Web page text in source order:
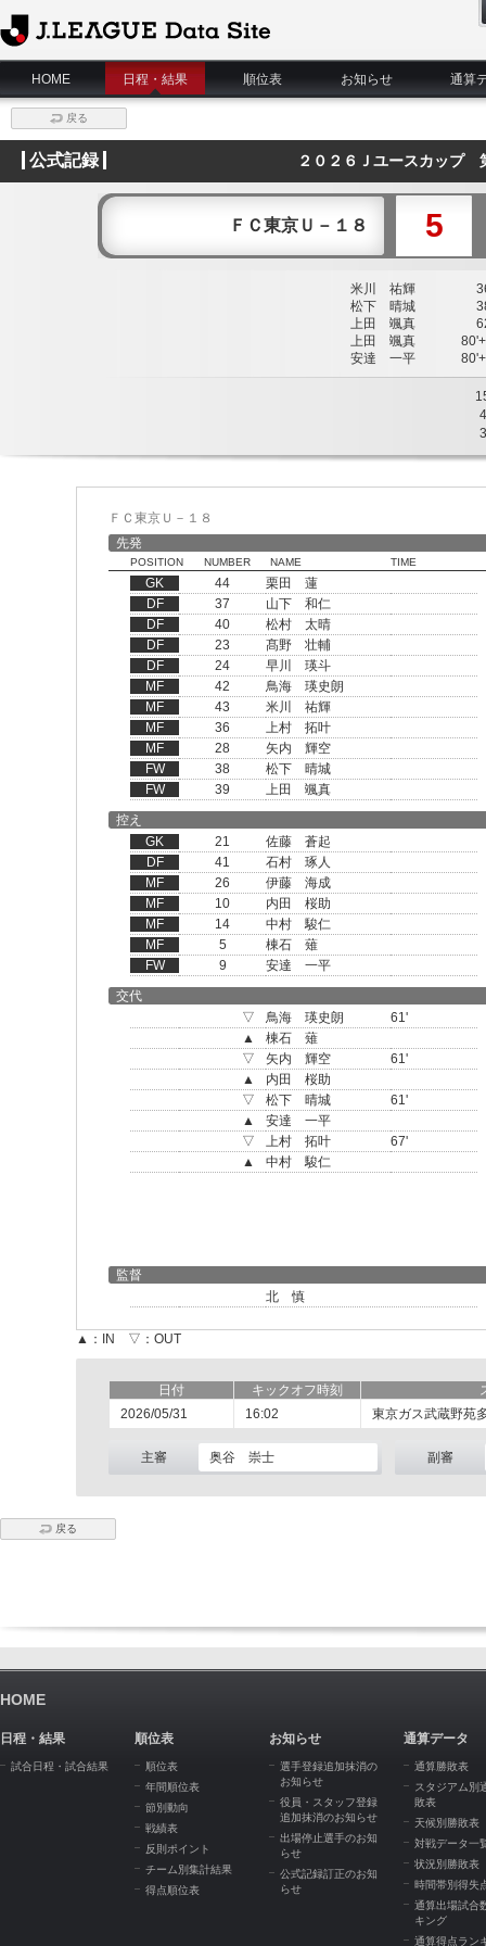
J.League Data Site
HOME
日程・結果 順位表 お知らせ 通算
戻る
公式記録 ２０２６Ｊユースカップ
ＦＣ東京Ｕ－１８ 5
米川 祐輝
松下 晴城
上田 颯真
上田 颯真
安達 一平
4
3
ＦＣ東京Ｕ－１８
先発
POSITION NUMBER NAME TIME
GK 44
栗田 蓮
DF
37
山下 和仁
DF
40
松村 太晴
DF
23
髙野 壮輔
DF
24
早川 瑛斗
MF
42
鳥海 瑛史朗
MF
43
米川 祐輝
MF
36
上村 拓叶
MF
28
矢内 輝空
FW
38
松下 晴城
FW
39
上田 颯真
控え
GK
21
佐藤 蒼起
DF
41
石村 琢人
MF
26
伊藤 海成
MF
10
内田 桜助
MF
14
中村 駿仁
MF
5
棟石 薙
FW
9
安達 一平
交代
▽
鳥海 瑛史朗
61'
▲
棟石 薙
▽
矢内 輝空
61'
▲
内田 桜助
▽
松下 晴城
61'
▲
安達 一平
▽
上村 拓叶
67'
▲
中村 駿仁
監督
北 慎
▲：IN ▽：OUT
日付 キックオフ時刻
2026/05/31
16:02 東京ガス武蔵野苑
主審 奥谷 崇士 副審
戻る
HOME
日程・結果
試合日程・試合結果
順位表
順位表
年間順位表
節別動向
戦績表
反則ポイント
チーム別集計結果
得点順位表
お知らせ
選手登録追加抹消の
お知らせ
役員・スタッフ登録
追加抹消のお知らせ
出場停止選手のお知
らせ
公式記録訂正のお知
らせ
通算データ
通算勝敗表
スタジアム別
敗表
天候別勝敗表
対戦データ一
状況別勝敗表
時間帯別得失
通算出場試合
キング
通算得点ラン